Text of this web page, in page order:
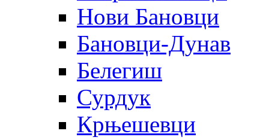
Нови Бановци
Бановци-Дунав
Белегиш
Сурдук
Крњешевци